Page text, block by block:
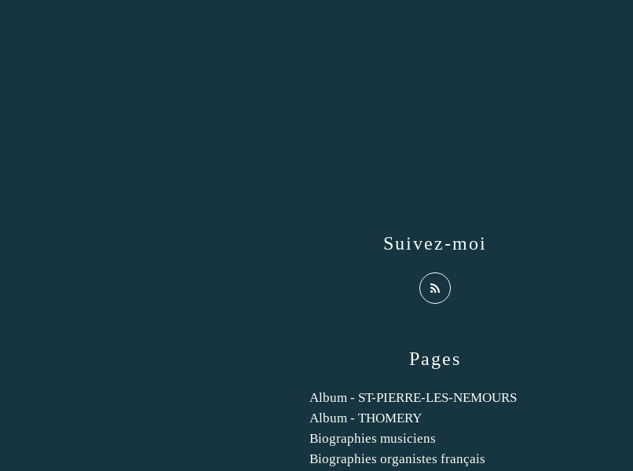
Pages
Album - ST-PIERRE-LES-NEMOURS
Album - THOMERY
Biographies musiciens
Biographies organistes français
Suivez-moi